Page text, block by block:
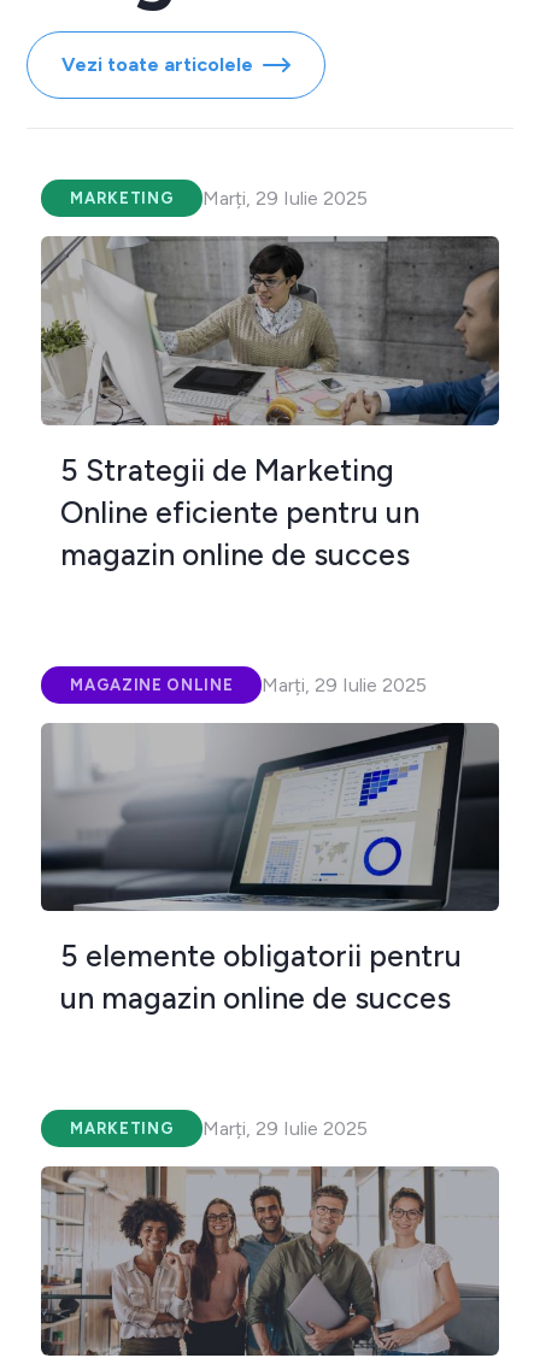
Vezi toate articolele
MARKETING Marți, 29 Iulie 2025
5 Strategii de Marketing
Online eficiente pentru un
magazin online de succes
MAGAZINE ONLINE Marți, 29 Iulie 2025
5 elemente obligatorii pentru
un magazin online de succes
MARKETING Marți, 29 Iulie 2025